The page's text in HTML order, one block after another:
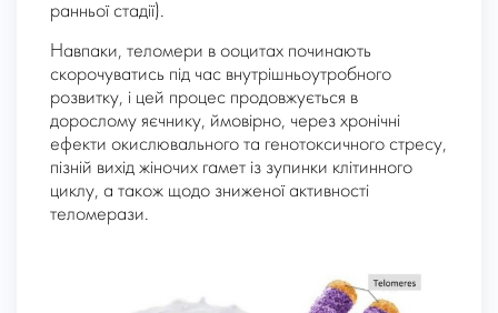
ранньої стадії).
Навпаки, теломери в ооцитах починають
скорочуватись під час внутрішньоутробного
розвитку, і цей процес продовжується в
дорослому яєчнику, ймовірно, через хронічні
ефекти окислювального та генотоксичного стресу,
пізній вихід жіночих гамет із зупинки клітинного
циклу, а також щодо зниженої активності
теломерази.